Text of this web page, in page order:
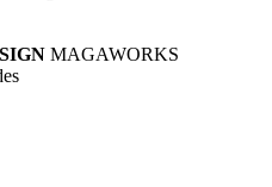
MAGAWORKS